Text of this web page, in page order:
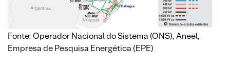
Fonte: Operador Nacional do Sistema (ONS), Aneel,
Empresa de Pesquisa Energética (EPE)